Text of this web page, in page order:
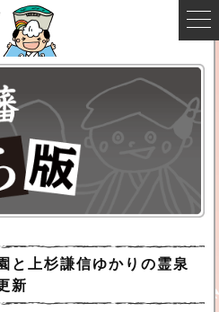
と上杉謙信ゆかりの霊泉
新